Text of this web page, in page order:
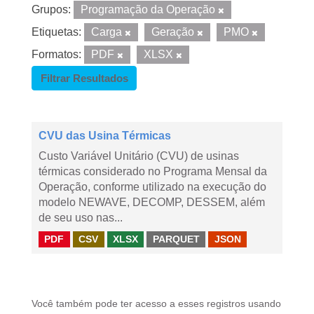
Grupos:
Programação da Operação
Etiquetas:
Carga Geração
PMO
Formatos:
PDF
XLSX
Filtrar Resultados
CVU das Usina Térmicas
Custo Variável Unitário (CVU) de usinas
térmicas considerado no Programa Mensal da
Operação, conforme utilizado na execução do
modelo NEWAVE, DECOMP, DESSEM, além
de seu uso nas...
PDF CSV XLSX PARQUET JSON
Você também pode ter acesso a esses registros usando